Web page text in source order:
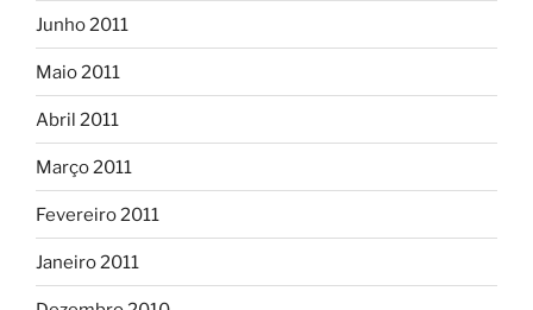
Junho 2011
Maio 2011
Abril 2011
Março 2011
Fevereiro 2011
Janeiro 2011